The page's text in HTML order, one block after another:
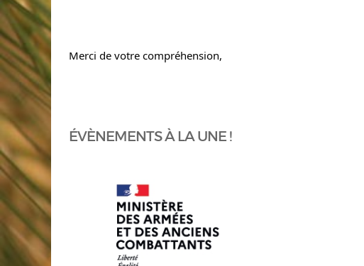
Merci de votre compréhension,
ÉVÈNEMENTS À LA UNE !